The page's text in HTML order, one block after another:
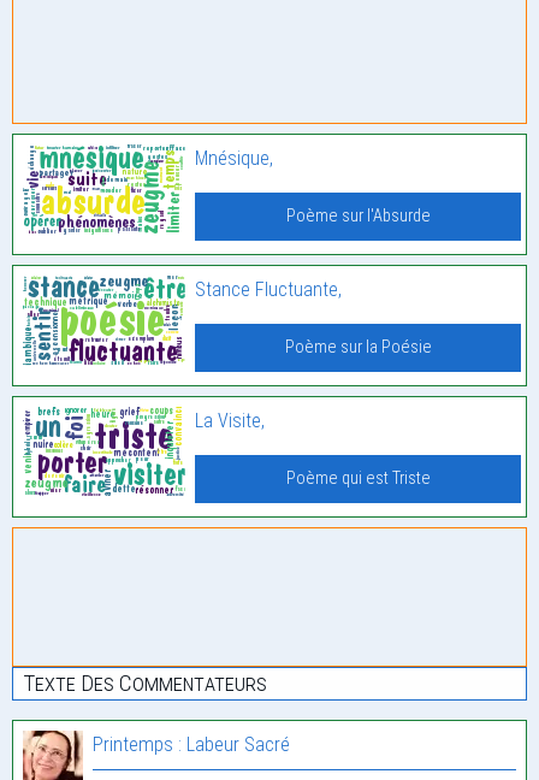
Mnésique,
Poème sur l'Absurde
Stance Fluctuante,
Poème sur la Poésie
La Visite,
Poème qui est Triste
Texte Des Commentateurs
Printemps : Labeur Sacré